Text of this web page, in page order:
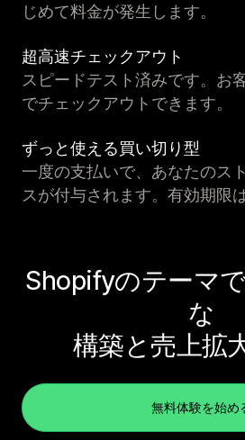
じめて料金が発生します。
超高速チェックアウト
スピードテスト済みです。お
でチェックアウトできます。
ずっと使える買い切り型
一度の支払いで、あなたのス
スが付与されます。有効期限
Shopifyのテーマ
な
構築と売上拡
無料体験を始め